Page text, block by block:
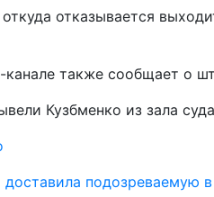
отказывается
также сообщает о
Кузбменко из зала
доставила подозреваемую